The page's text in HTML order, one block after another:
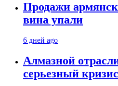
Продажи
вина упали
6 дней ago
Алмазной
серьезный кризис